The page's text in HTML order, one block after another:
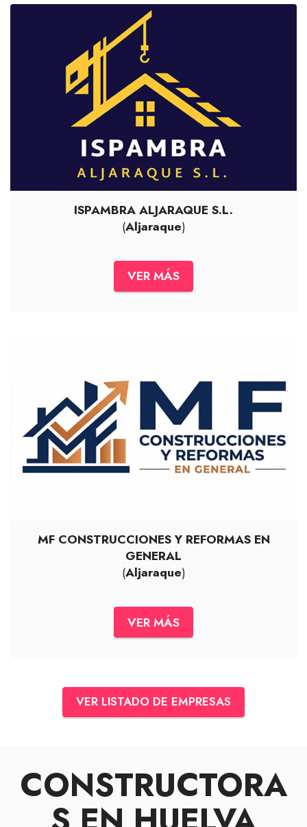
ISPAMBRA ALJARAQUE S.L.
(Aljaraque)
VER MÁS
MF CONSTRUCCIONES Y REFORMAS EN
GENERAL
(Aljaraque)
VER MÁS
VER LISTADO DE EMPRESAS
CONSTRUCTORA